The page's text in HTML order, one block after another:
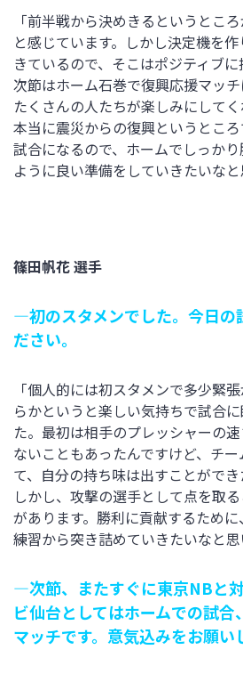
「前半戦から決めきるというとこ
と感じています。しかし決定機を
きているので、そこはポジティブに
次節はホーム石巻で復興応援マッ
たくさんの人たちが楽しみにしてく
本当に震災からの復興というとこ
試合になるので、ホームでしっか
ように良い準備をしていきたいなと
篠田帆花 選手
―初のスタメンでした。今日の
ださい。
「個人的には初スタメンで多少緊
らかというと楽しい気持ちで試合
た。最初は相手のプレッシャーの
ないこともあったんですけど、チ
て、自分の持ち味は出すことができ
しかし、攻撃の選手として点を取
があります。勝利に貢献するため
練習から突き詰めていきたいなと思
―次節、またすぐに東京NBと
ビ仙台としてはホームでの試
マッチです。意気込みをお願い